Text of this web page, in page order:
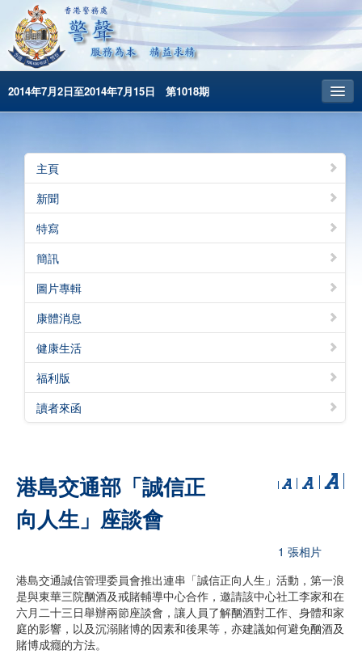
2014年7月2日至2014年7月15日 第1018期
昔日警聲
警務處主頁
简体版
English
主頁
新聞
特寫
簡訊
圖片專輯
康體消息
健康生活
福利版
讀者來函
港島交通部「誠信正
向人生」座談會
1 張相片
港島交通誠信管理委員會推出連串「誠信正向人生」活動，第一浪
是與東華三院酗酒及戒賭輔導中心合作，邀請該中心社工李家和在
六月二十三日舉辦兩節座談會，讓人員了解酗酒對工作、身體和家
庭的影響，以及沉溺賭博的因素和後果等，亦建議如何避免酗酒及
賭博成癮的方法。